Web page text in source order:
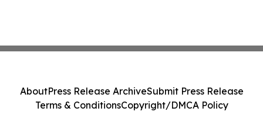
AboutPress Release ArchiveSubmit Press Release
Terms & ConditionsCopyright/DMCA Policy